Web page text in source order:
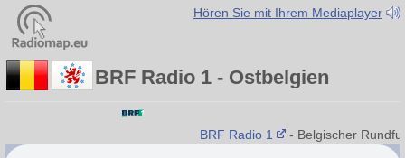
Hören Sie mit Ihrem Mediaplayer
BRF Radio 1 - Ostbelgien
BRF Radio 1 - Belgischer